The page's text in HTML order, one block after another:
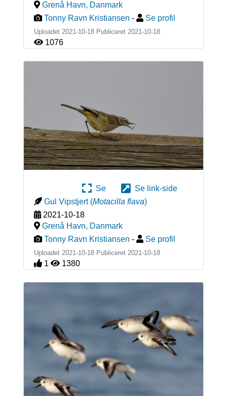
Grenå Havn, Danmark
Tonny Ravn Kristiansen - Se profil
Uploadet 2021-10-18 Publiceret 2021-10-18
1076
Se
Se link-side
Gul Vipstjert (Motacilla flava)
2021-10-18
Grenå Havn, Danmark
Tonny Ravn Kristiansen - Se profil
Uploadet 2021-10-18 Publiceret 2021-10-18
1 1380